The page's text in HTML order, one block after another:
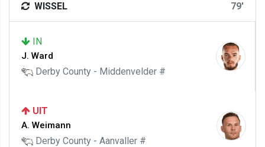
WISSEL 79'
IN
J. Ward
Derby County - Middenvelder #
UIT
A. Weimann
Derby County - Aanvaller #